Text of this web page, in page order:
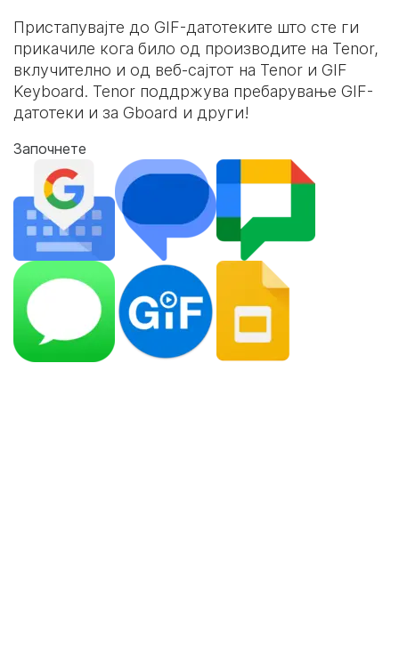
Пристапувајте до GIF-датотеките што сте ги
прикачиле кога било од производите на Tenor,
вклучително и од веб-сајтот на Tenor и GIF
Keyboard. Tenor поддржува пребарување GIF-
датотеки и за Gboard и други!
Започнете